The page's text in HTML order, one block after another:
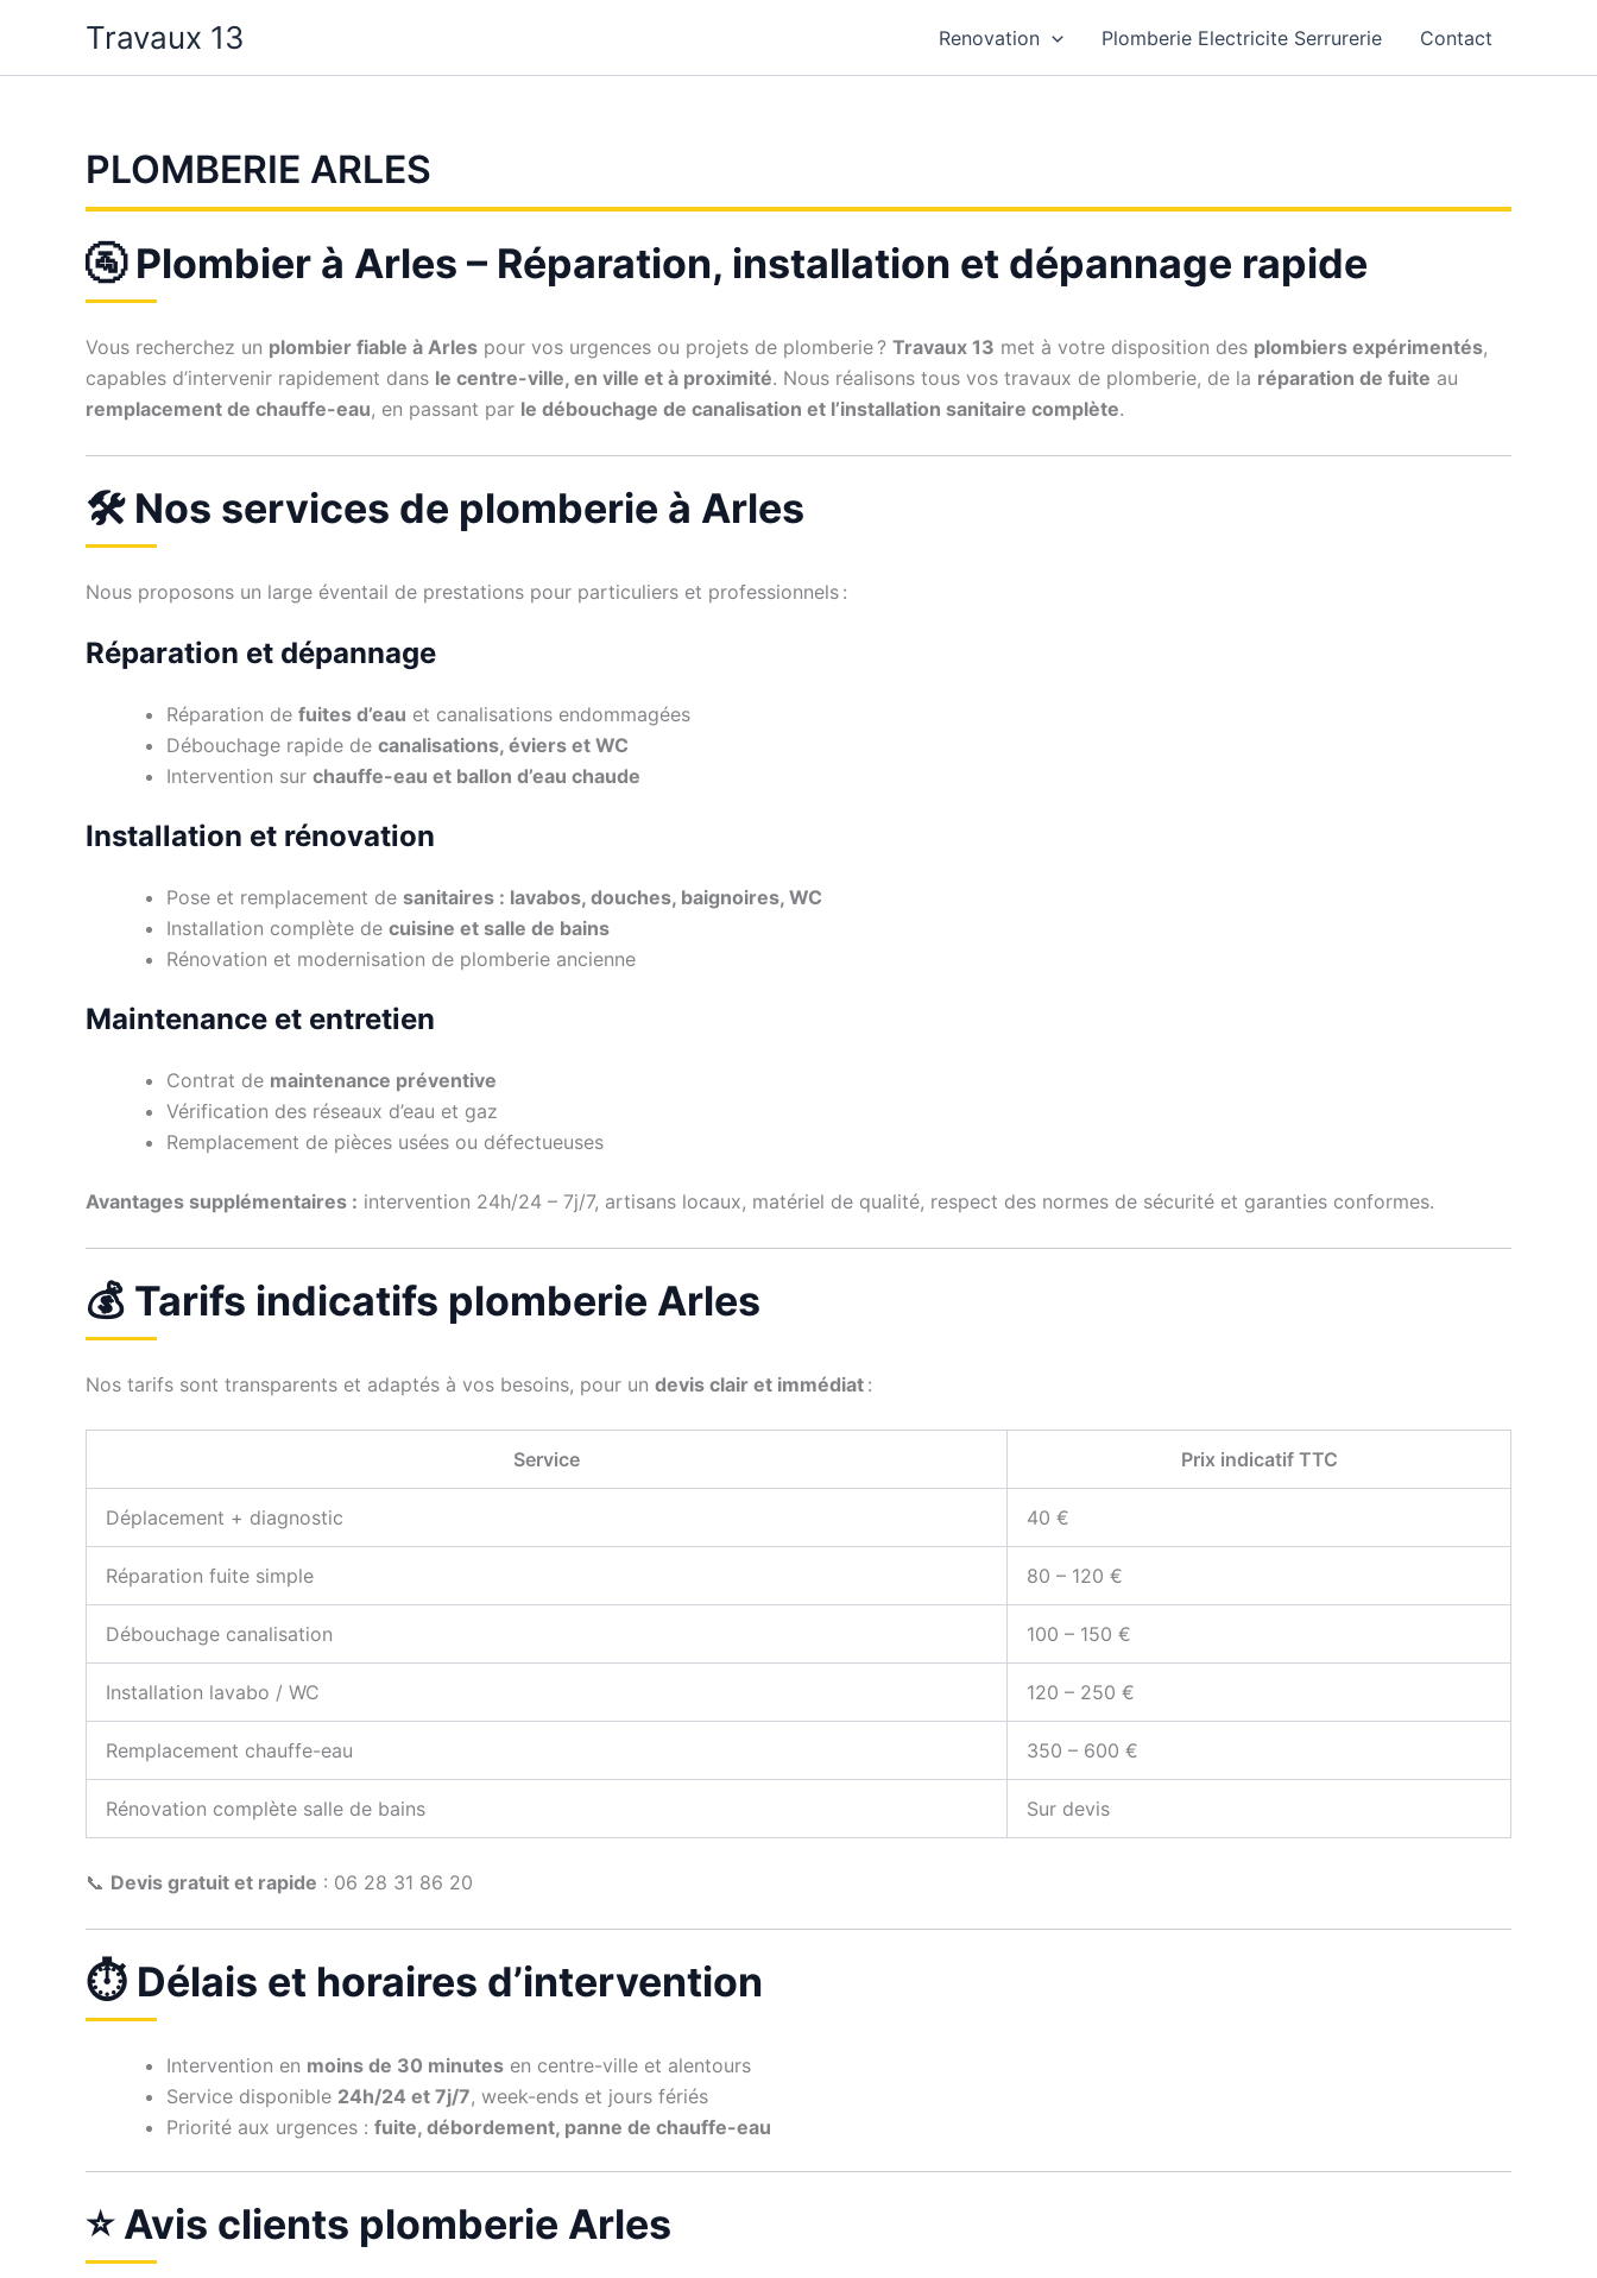
contenu
Travaux 13 Renovation Plomberie Electricite Serrurerie Contact
PLOMBERIE ARLES
🚰 Plombier à Arles – Réparation, installation et dépannage rapide
Vous recherchez un plombier fiable à Arles pour vos urgences ou projets de plomberie ? Travaux 13 met à votre disposition des plombiers expérimentés,
capables d’intervenir rapidement dans le centre-ville, en ville et à proximité. Nous réalisons tous vos travaux de plomberie, de la réparation de fuite au
remplacement de chauffe-eau, en passant par le débouchage de canalisation et l’installation sanitaire complète.
🛠️ Nos services de plomberie à Arles
Nous proposons un large éventail de prestations pour particuliers et professionnels :
Réparation et dépannage
Réparation de fuites d’eau et canalisations endommagées
Débouchage rapide de canalisations, éviers et WC
Intervention sur chauffe-eau et ballon d’eau chaude
Installation et rénovation
Pose et remplacement de sanitaires : lavabos, douches, baignoires, WC
Installation complète de cuisine et salle de bains
Rénovation et modernisation de plomberie ancienne
Maintenance et entretien
Contrat de maintenance préventive
Vérification des réseaux d’eau et gaz
Remplacement de pièces usées ou défectueuses
Avantages supplémentaires : intervention 24h/24 – 7j/7, artisans locaux, matériel de qualité, respect des normes de sécurité et garanties conformes.
💰 Tarifs indicatifs plomberie Arles
Nos tarifs sont transparents et adaptés à vos besoins, pour un devis clair et immédiat :
Service Prix indicatif TTC
Déplacement + diagnostic 40 €
Réparation fuite simple 80 – 120 €
Débouchage canalisation 100 – 150 €
Installation lavabo / WC 120 – 250 €
Remplacement chauffe-eau 350 – 600 €
Rénovation complète salle de bains Sur devis
📞 Devis gratuit et rapide : 06 28 31 86 20
⏱️ Délais et horaires d’intervention
Intervention en moins de 30 minutes en centre-ville et alentours
Service disponible 24h/24 et 7j/7, week-ends et jours fériés
Priorité aux urgences : fuite, débordement, panne de chauffe-eau
⭐ Avis clients plomberie Arles